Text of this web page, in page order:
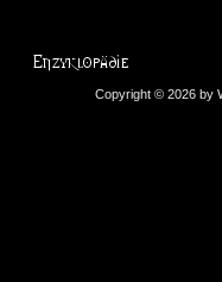
Copyright © 2026 by